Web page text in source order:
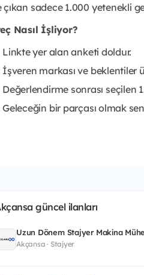
çıkan sadece 1.000 yetenekli
Nasıl İşliyor?
Linkte yer alan anketi doldur.
İşveren markası ve beklentiler
Değerlendirme sonrası seçilen
Geleceğin bir parçası olmak
güncel ilanları
Uzun Dönem Stajyer Makina
Akçansa · Stajyer